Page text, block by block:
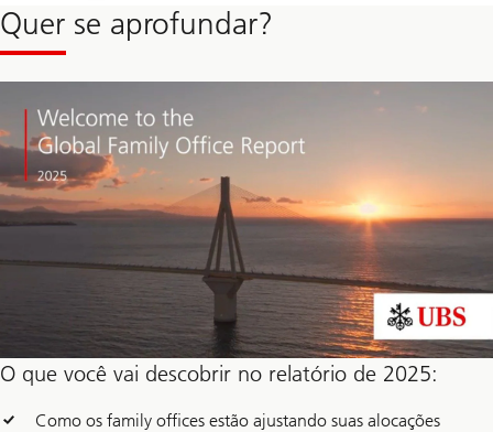
Quer se aprofundar?
O que você vai descobrir no relatório de 2025:
Como os family offices estão ajustando suas alocações